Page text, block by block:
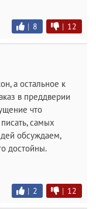
| 8 | 12
а остальное к
в преддверии
что
самых
обсуждаем,
достойны.
| 2 | 12